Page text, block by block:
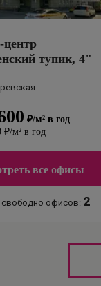
центр
тупик, 4"
₽/м² в год
₽/м² в год
все офисы
свободно офисов: 2